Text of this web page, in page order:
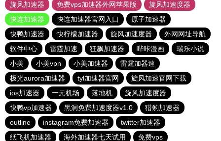
旋风加速器
免费vps加速器外网苹果版
旋风加速度器
快连加速器
快连加速器官网入口
原子加速器
快鸭加速器
快柠檬加速器 旋风加速度器
外网网址导航
软件中心
雷霆加速 狂飙加速器 哔咔漫画
瑞乐小说
小美
小美vpn 小美加速器
雷霆加器速
极光aurora加速器
tyl加速器官网
旋风加速官网下载
ios加速器
一元机场 落地机
旋风加速度器
快鸭vp加速器
黑洞免费加速度器v1.0
猎豹加速器
outline
instagram免费加速器
twitter加速器
纸飞机加速器
海外加速器七天试用
免费vps